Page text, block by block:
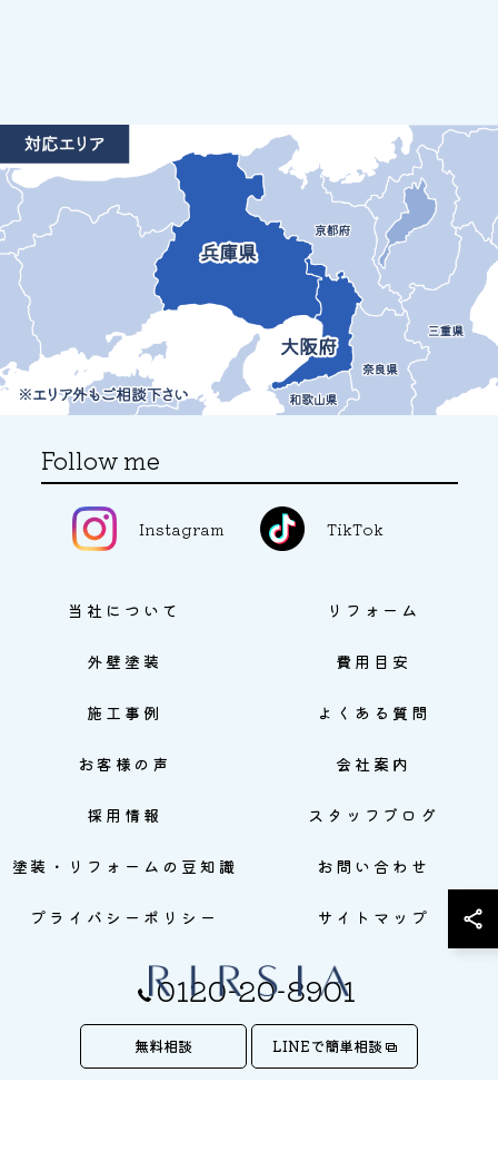
0120-20-8901
無料相談 LINEで簡単相談
Follow me
Instagram TikTok
当社について リフォーム
外壁塗装 費用目安
施工事例 よくある質問
お客様の声 会社案内
採用情報 スタッフブログ
塗装・リフォームの豆知識 お問い合わせ
プライバシーポリシー サイトマップ
© 2026 株式会社RIRSIA ALL RIGHTS RESERVED.